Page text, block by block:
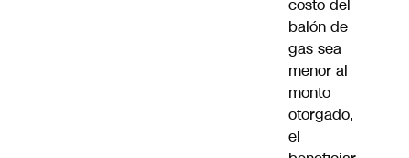
costo del
balón de
gas sea
menor al
monto
otorgado,
el